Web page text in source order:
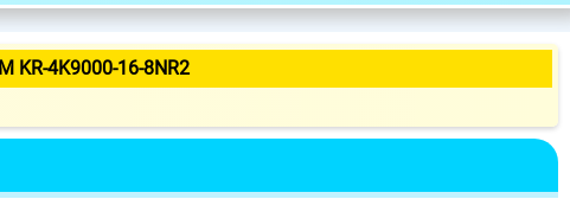
KR-4K9000-16-8NR2